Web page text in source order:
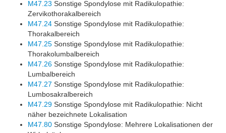
M47.23 Sonstige Spondylose mit Radikulopathie:
Zervikothorakalbereich
M47.24 Sonstige Spondylose mit Radikulopathie:
Thorakalbereich
M47.25 Sonstige Spondylose mit Radikulopathie:
Thorakolumbalbereich
M47.26 Sonstige Spondylose mit Radikulopathie:
Lumbalbereich
M47.27 Sonstige Spondylose mit Radikulopathie:
Lumbosakralbereich
M47.29 Sonstige Spondylose mit Radikulopathie: Nicht
näher bezeichnete Lokalisation
M47.80 Sonstige Spondylose: Mehrere Lokalisationen der